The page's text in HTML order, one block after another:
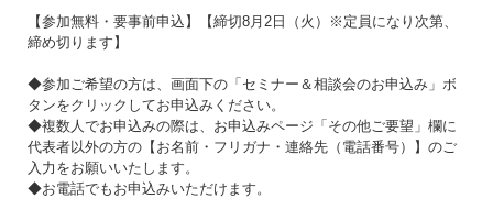
【参加無料・要事前申込】【締切8月2日（火）※定員になり次第、
締め切ります】
◆参加ご希望の方は、画面下の「セミナー＆相談会のお申込み」ボ
タンをクリックしてお申込みください。
◆複数人でお申込みの際は、お申込みページ「その他ご要望」欄に
代表者以外の方の【お名前・フリガナ・連絡先（電話番号）】のご
入力をお願いいたします。
◆お電話でもお申込みいただけます。